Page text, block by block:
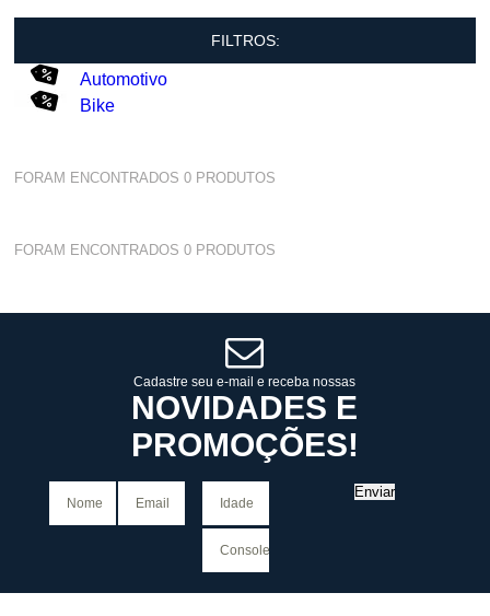
FILTROS:
Automotivo
Bike
FORAM ENCONTRADOS0 PRODUTOS
FORAM ENCONTRADOS0 PRODUTOS
Cadastre seu e-mail e receba nossas
NOVIDADES E
PROMOÇÕES!
Enviar